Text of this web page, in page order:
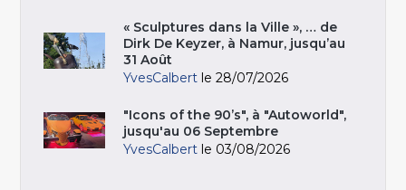
« Sculptures dans la Ville », … de
Dirk De Keyzer, à Namur, jusqu’au
31 Août
YvesCalbert le 28/07/2026
"Icons of the 90’s", à "Autoworld",
jusqu'au 06 Septembre
YvesCalbert le 03/08/2026